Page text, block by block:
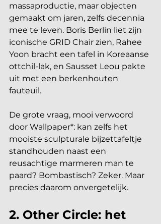
massaproductie, maar objecten
gemaakt om jaren, zelfs decennia
mee te leven. Boris Berlin liet zijn
iconische GRID Chair zien, Rahee
Yoon bracht een tafel in Koreaanse
ottchil-lak, en Sausset Leou pakte
uit met een berkenhouten
fauteuil.
De grote vraag, mooi verwoord
door Wallpaper*: kan zelfs het
mooiste sculpturale bijzettafeltje
standhouden naast een
reusachtige marmeren man te
paard? Bombastisch? Zeker. Maar
precies daarom onvergetelijk.
2. Other Circle: het